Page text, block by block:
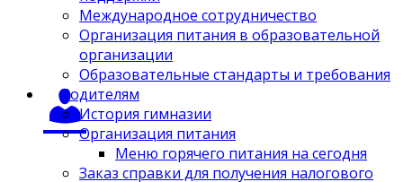
Международное сотрудничество
Организация питания в образовательной
организации
Образовательные стандарты и требования
Родителям
История гимназии
Организация питания
Меню горячего питания на сегодня
Заказ справки для получения налогового